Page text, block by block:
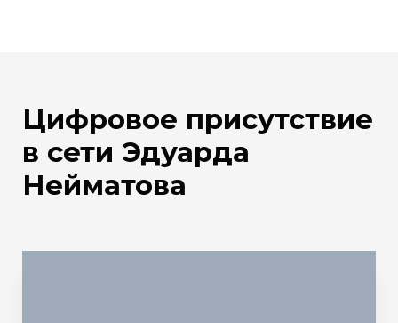
Цифровое присутствие
в сети Эдуарда
Нейматова